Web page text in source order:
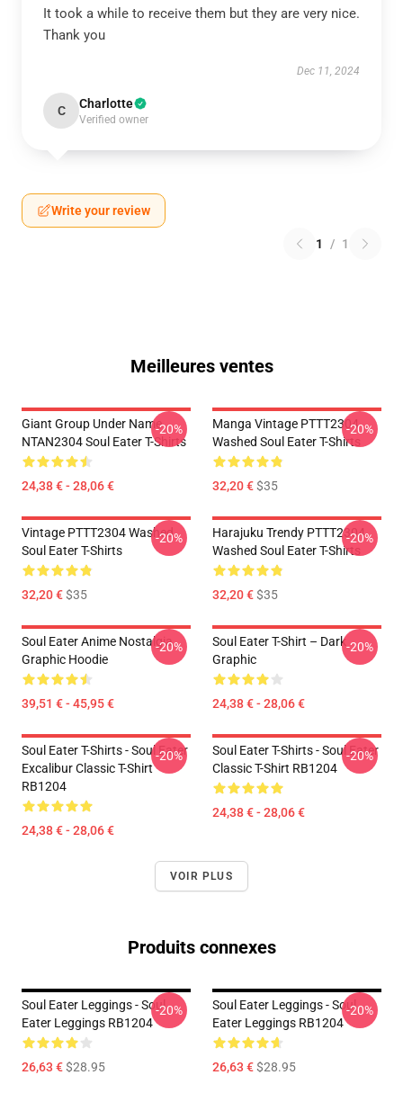
It took a while to receive them but they are very nice.
Thank you
Dec 11, 2024
C Charlotte
Verified owner
Write your review
1 / 1
Meilleures ventes
Giant Group Under Name
NTAN2304 Soul Eater T-Shirts
24,38 € - 28,06 €
-20%
Manga Vintage PTTT2304
Washed Soul Eater T-Shirts
32,20 €$35
-20%
Vintage PTTT2304 Washed
Soul Eater T-Shirts
32,20 €$35
-20%
Harajuku Trendy PTTT2304
Washed Soul Eater T-Shirts
32,20 €$35
-20%
Soul Eater Anime Nostalgia
Graphic Hoodie
39,51 € - 45,95 €
-20%
Soul Eater T-Shirt – Dark
Graphic
24,38 € - 28,06 €
-20%
Soul Eater T-Shirts - Soul Eater
Excalibur Classic T-Shirt
RB1204
24,38 € - 28,06 €
-20%
Soul Eater T-Shirts - Soul Eater
Classic T-Shirt RB1204
24,38 € - 28,06 €
-20%
VOIR PLUS
Produits connexes
Soul Eater Leggings - Soul
Eater Leggings RB1204
26,63 €$28.95
-20%
Soul Eater Leggings - Soul
Eater Leggings RB1204
26,63 €$28.95
-20%